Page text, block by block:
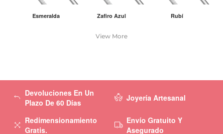
Esmeralda Zafiro Azul Rubí
View More
Devoluciones En Un
Plazo De 60 Días
Redimensionamiento
Gratis.
Joyería Artesanal
Envío Gratuito Y
Asegurado